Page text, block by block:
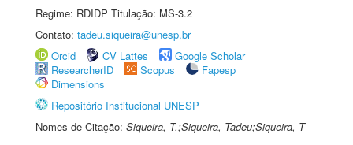
Regime: RDIDP Titulação: MS-3.2
Contato: tadeu.siqueira@unesp.br
Orcid
CV Lattes
Google Scholar
ResearcherID
Scopus
Fapesp
Dimensions
Repositório Institucional UNESP
Nomes de Citação: Siqueira, T.;Siqueira, Tadeu;Siqueira, T